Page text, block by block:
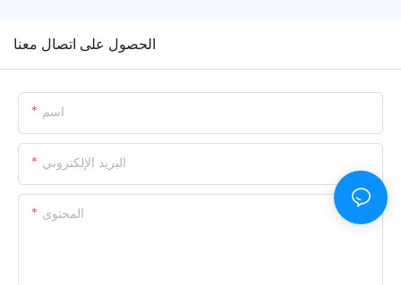
الحصول على اتصال معنا
اسم
البريد الإلكتروني
المحتوى